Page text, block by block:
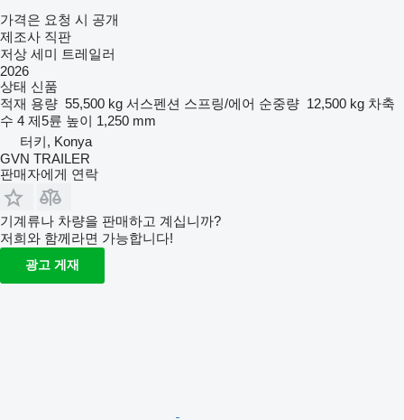
가격은 요청 시 공개
제조사 직판
저상 세미 트레일러
2026
상태 신품
적재 용량 55,500 kg 서스펜션 스프링/에어 순중량 12,500 kg 차축
수 4 제5륜 높이 1,250 mm
터키, Konya
GVN TRAILER
판매자에게 연락
기계류나 차량을 판매하고 계십니까?
저희와 함께라면 가능합니다!
광고 게재